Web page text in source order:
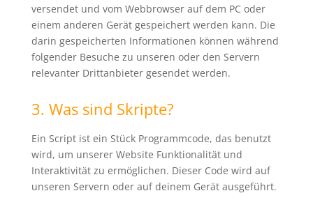
versendet und vom Webbrowser auf dem PC oder
einem anderen Gerät gespeichert werden kann. Die
darin gespeicherten Informationen können während
folgender Besuche zu unseren oder den Servern
relevanter Drittanbieter gesendet werden.
3. Was sind Skripte?
Ein Script ist ein Stück Programmcode, das benutzt
wird, um unserer Website Funktionalität und
Interaktivität zu ermöglichen. Dieser Code wird auf
unseren Servern oder auf deinem Gerät ausgeführt.